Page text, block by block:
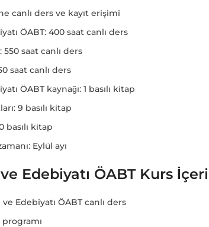
canlı ders ve kayıt erişimi
ÖABT: 400 saat canlı ders
550 saat canlı ders
saat canlı ders
ÖABT kaynağı: 1 basılı kitap
9 basılı kitap
basılı kitap
Eylül ayı
Edebiyatı ÖABT Kurs
Edebiyatı ÖABT canlı ders